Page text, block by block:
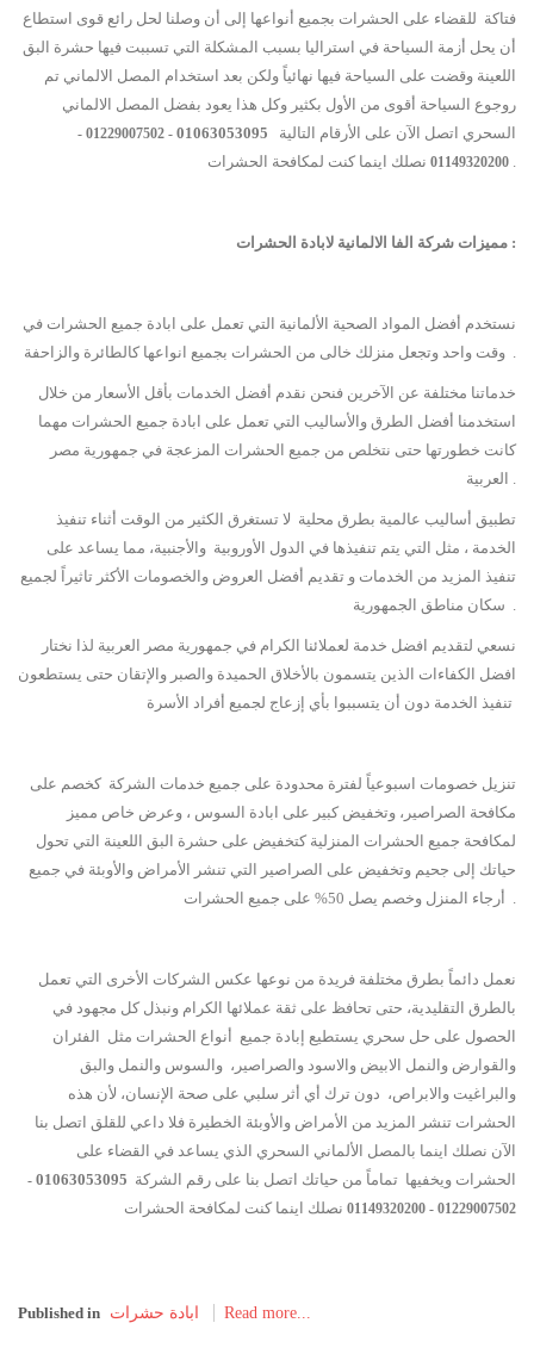
فتاكة للقضاء على الحشرات بجميع أنواعها إلى أن وصلنا لحل رائع قوى استطاع
أن يحل أزمة السياحة في استراليا بسبب المشكلة التي تسببت فيها حشرة البق
اللعينة وقضت على السياحة فيها نهائياً ولكن بعد استخدام المصل الالماني تم
روجوع السياحة أقوى من الأول بكثير وكل هذا يعود بفضل المصل الالماني
السحري اتصل الآن على الأرقام التالية 01063053095
- 01229007502 -
01149320200 نصلك اينما كنت لمكافحة الحشرات .
مميزات شركة الفا الالمانية لابادة الحشرات :
نستخدم أفضل المواد الصحية الألمانية التي تعمل على ابادة جميع الحشرات في
وقت واحد وتجعل منزلك خالى من الحشرات بجميع انواعها كالطائرة والزاحفة .
خدماتنا مختلفة عن الآخرين فنحن نقدم أفضل الخدمات بأقل الأسعار من خلال
استخدمنا أفضل الطرق والأساليب التي تعمل على ابادة جميع الحشرات مهما
كانت خطورتها حتى نتخلص من جميع الحشرات المزعجة في جمهورية مصر
العربية .
تطبيق أساليب عالمية بطرق محلية لا تستغرق الكثير من الوقت أثناء تنفيذ
الخدمة ، مثل التي يتم تنفيذها في الدول الأوروبية والأجنبية، مما يساعد على
تنفيذ المزيد من الخدمات و تقديم أفضل العروض والخصومات الأكثر تاثيراً لجميع
سكان مناطق الجمهورية .
نسعي لتقديم افضل خدمة لعملائنا الكرام في جمهورية مصر العربية لذا نختار
افضل الكفاءات الذين يتسمون بالأخلاق الحميدة والصبر والإتقان حتى يستطعون
تنزيل خصومات اسبوعياً لفترة محدودة على جميع خدمات الشركة كخصم على
مكافحة الصراصير، وتخفيض كبير على ابادة السوس ، وعرض خاص مميز
لمكافحة جميع الحشرات المنزلية كتخفيض على حشرة البق اللعينة التي تحول
حياتك إلى جحيم وتخفيض على الصراصير التي تنشر الأمراض والأوبئة في جميع
أرجاء المنزل وخصم يصل 50% على جميع الحشرات .
بالطرق التقليدية، حتى تحافظ على ثقة عملائها الكرام ونبذل كل مجهود في
الحصول على حل سحري يستطيع إبادة جميع أنواع الحشرات مثل الفئران
والقوارض والنمل الابيض والاسود والصراصير، والسوس والنمل والبق
والبراغيت والابراص، دون ترك أي أثر سلبي على صحة الإنسان، لأن هذه
الحشرات تنشر المزيد من الأمراض والأوبئة الخطيرة فلا داعي للقلق اتصل بنا
الآن نصلك اينما بالمصل الألماني السحري الذي يساعد في القضاء على
الحشرات ويخفيها تماماً من حياتك اتصل بنا على رقم الشركة 01063053095
-
01229007502 -
01149320200 نصلك اينما كنت لمكافحة الحشرات
Published in ابادة حشرات Read more...